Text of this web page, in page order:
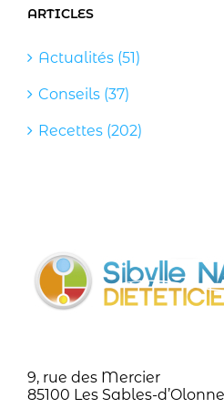
ARTICLES
Actualités (51)
Conseils (37)
Recettes (202)
9, rue des Mercier
85100 Les Sables-d’Olonne